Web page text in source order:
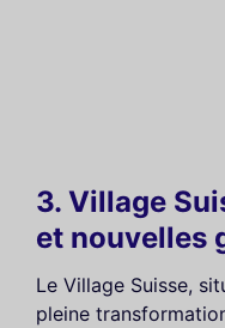
3. Village
et nouvelles
Le Village Suisse,
pleine